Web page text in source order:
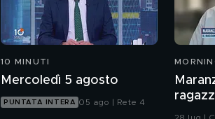
10 MINUTI
Mercoledì 5 agosto
PUNTATA INTERA 05 ago | Rete 4
barca